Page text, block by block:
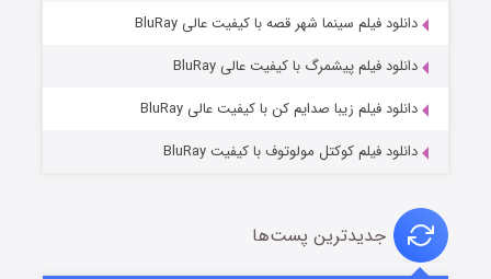
دانلود فیلم سینما شهر قصه با کیفیت عالی BluRay
دانلود فیلم پیشمرگ با کیفیت عالی BluRay
دانلود فیلم زیبا صدایم کن با کیفیت عالی BluRay
دانلود فیلم کوکتل مولوتوف با کیفیت BluRay
جدیدترین پست‌ها